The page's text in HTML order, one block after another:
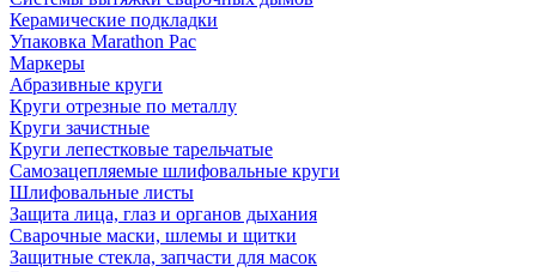
Керамические подкладки
Упаковка Marathon Pac
Маркеры
Абразивные круги
Круги отрезные по металлу
Круги зачистные
Круги лепестковые тарельчатые
Самозацепляемые шлифовальные круги
Шлифовальные листы
Защита лица, глаз и органов дыхания
Сварочные маски, шлемы и щитки
Защитные стекла, запчасти для масок